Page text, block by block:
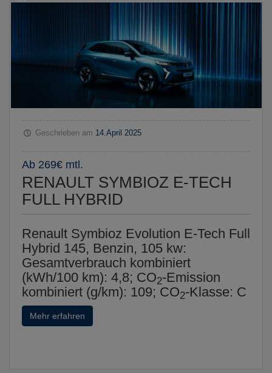
Geschrieben am 14.April 2025
Ab 269€ mtl.
RENAULT SYMBIOZ E-TECH
FULL HYBRID
Renault Symbioz Evolution E-Tech Full
Hybrid 145, Benzin, 105 kw:
Gesamtverbrauch kombiniert
(kWh/100 km): 4,8; CO2-Emission
kombiniert (g/km): 109; CO2-Klasse: C
Mehr erfahren